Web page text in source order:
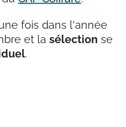
fois dans l'année
et la sélection se
.